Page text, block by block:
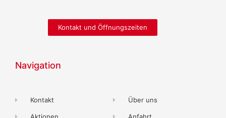
Kontakt und Öffnungszeiten
Navigation
Kontakt Über uns